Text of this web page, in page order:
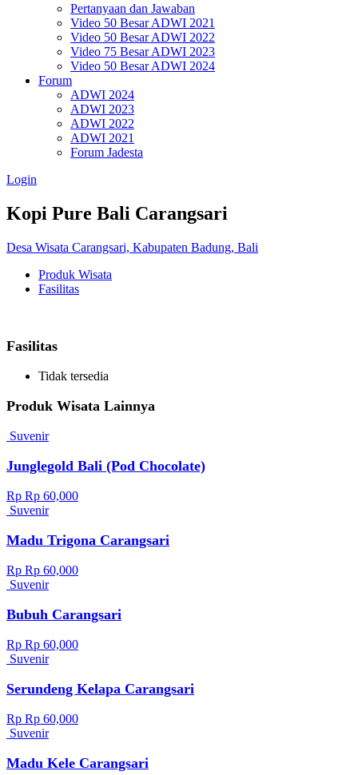
Pertanyaan dan Jawaban
Video 50 Besar ADWI 2021
Video 50 Besar ADWI 2022
Video 75 Besar ADWI 2023
Video 50 Besar ADWI 2024
Forum
ADWI 2024
ADWI 2023
ADWI 2022
ADWI 2021
Forum Jadesta
Login
Kopi Pure Bali Carangsari
Desa Wisata Carangsari, Kabupaten Badung, Bali
Produk Wisata
Fasilitas
Fasilitas
Tidak tersedia
Produk Wisata Lainnya
Suvenir
Junglegold Bali (Pod Chocolate)
Rp Rp 60,000
Suvenir
Madu Trigona Carangsari
Rp Rp 60,000
Suvenir
Bubuh Carangsari
Rp Rp 60,000
Suvenir
Serundeng Kelapa Carangsari
Rp Rp 60,000
Suvenir
Madu Kele Carangsari